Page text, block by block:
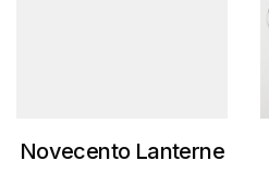
Novecento Lanterne